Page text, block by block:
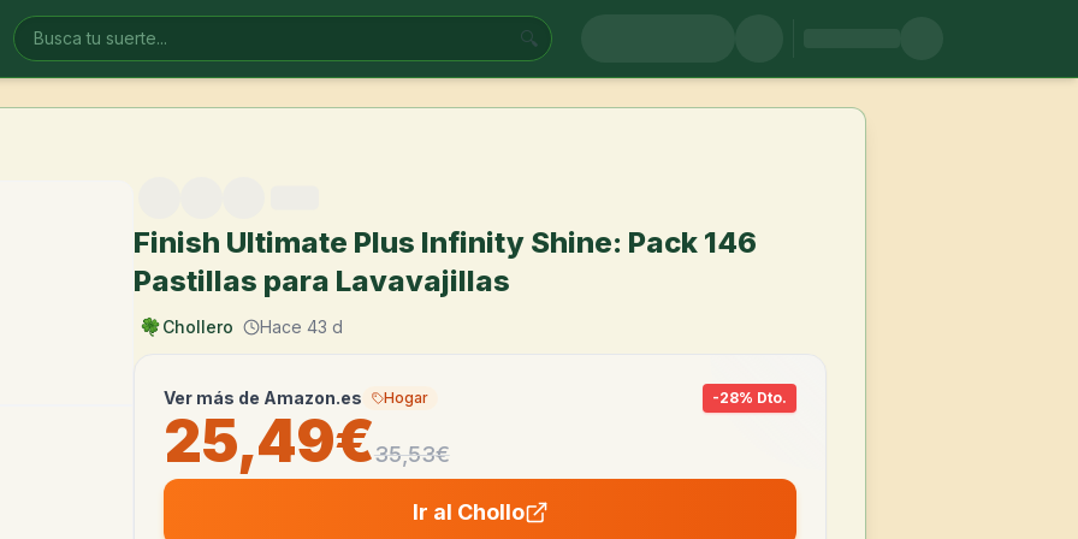
🔍
Finish Ultimate Plus Infinity Shine: Pack 146
Pastillas para Lavavajillas
Chollero Hace 43 d
Ver más de Amazon.es Hogar -28% Dto.
25,49€35,53€
Ir al Chollo